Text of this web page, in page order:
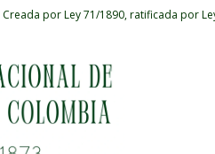
Creada por Ley 71/1890, ratificada por